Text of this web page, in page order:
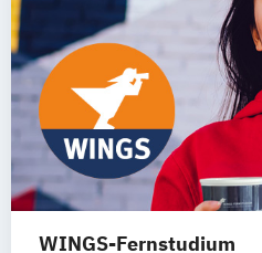
WINGS-Fernstudium